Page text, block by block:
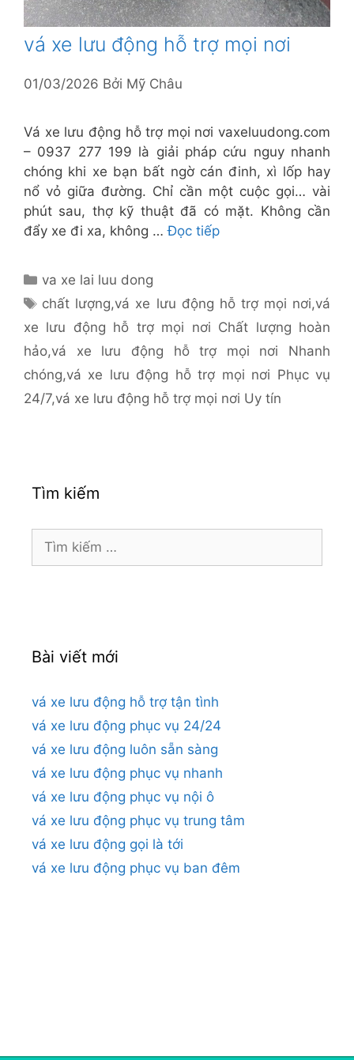
vá xe lưu động hỗ trợ mọi nơi
01/03/2026 Bởi Mỹ Châu
Vá xe lưu động hỗ trợ mọi nơi vaxeluudong.com
– 0937 277 199 là giải pháp cứu nguy nhanh
chóng khi xe bạn bất ngờ cán đinh, xì lốp hay
nổ vỏ giữa đường. Chỉ cần một cuộc gọi… vài
phút sau, thợ kỹ thuật đã có mặt. Không cần
đẩy xe đi xa, không …Đọc tiếp
Danh
mục
va xe lai luu dong
Thẻ
chất lượng,vá xe lưu động hỗ trợ mọi nơi,vá
xe lưu động hỗ trợ mọi nơi Chất lượng hoàn
hảo,vá xe lưu động hỗ trợ mọi nơi Nhanh
chóng,vá xe lưu động hỗ trợ mọi nơi Phục vụ
24/7,vá xe lưu động hỗ trợ mọi nơi Uy tín
Tìm kiếm
Tìm
kiếm
Bài viết mới
vá xe lưu động hỗ trợ tận tình
vá xe lưu động phục vụ 24/24
vá xe lưu động luôn sẵn sàng
vá xe lưu động phục vụ nhanh
vá xe lưu động phục vụ nội ô
vá xe lưu động phục vụ trung tâm
vá xe lưu động gọi là tới
vá xe lưu động phục vụ ban đêm